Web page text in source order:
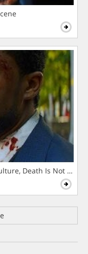
Death Is Not The